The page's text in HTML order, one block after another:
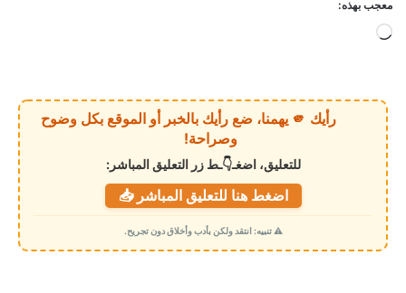
معجب بهذه:
ي
م
ي
رأيك 🫵 يهمنا، ضع رأيك بالخبر أو الموقع بكل وضوح
وصراحة!
للتعليق، اضغـ👇ـط زر التعليق المباشر:
اضغط هنا للتعليق المباشر 📥
⚠️ تنبيه: انتقد ولكن بأدب وأخلاق دون تجريح.